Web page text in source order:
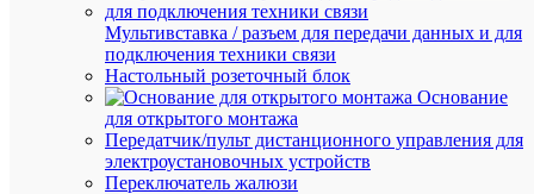
Мультивставка / разъем для передачи данных и для
подключения техники связи
Настольный розеточный блок
Основание
для открытого монтажа
Передатчик/пульт дистанционного управления для
электроустановочных устройств
Переключатель жалюзи
Вес